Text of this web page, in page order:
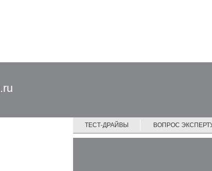
.ru
ТЕСТ-ДРАЙВЫ ВОПРОС